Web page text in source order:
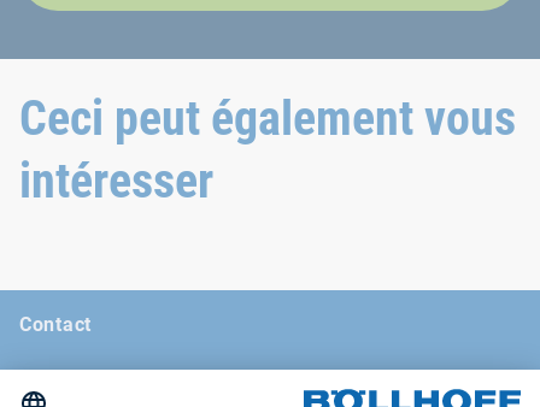
Ceci peut également vous
intéresser
Contact